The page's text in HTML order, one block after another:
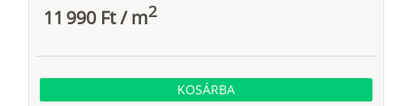
11 990 Ft/m2
KOSÁRBA